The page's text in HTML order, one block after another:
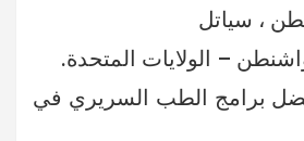
، سياتل
– الولايات المتحدة.
برامج الطب السريري في